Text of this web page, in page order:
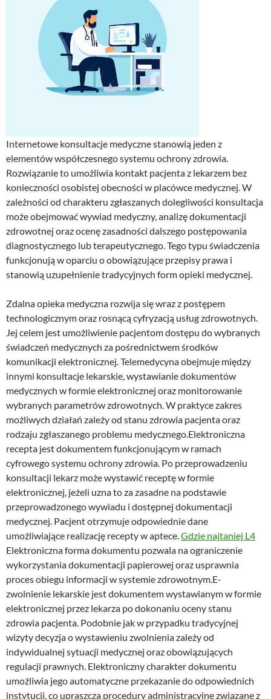
Internetowe konsultacje medyczne stanowią jeden z
elementów współczesnego systemu ochrony zdrowia.
Rozwiązanie to umożliwia kontakt pacjenta z lekarzem bez
konieczności osobistej obecności w placówce medycznej. W
zależności od charakteru zgłaszanych dolegliwości konsultacja
może obejmować wywiad medyczny, analizę dokumentacji
zdrowotnej oraz ocenę zasadności dalszego postępowania
diagnostycznego lub terapeutycznego. Tego typu świadczenia
funkcjonują w oparciu o obowiązujące przepisy prawa i
stanowią uzupełnienie tradycyjnych form opieki medycznej.
Zdalna opieka medyczna rozwija się wraz z postępem
technologicznym oraz rosnącą cyfryzacją usług zdrowotnych.
Jej celem jest umożliwienie pacjentom dostępu do wybranych
świadczeń medycznych za pośrednictwem środków
komunikacji elektronicznej. Telemedycyna obejmuje między
innymi konsultacje lekarskie, wystawianie dokumentów
medycznych w formie elektronicznej oraz monitorowanie
wybranych parametrów zdrowotnych. W praktyce zakres
możliwych działań zależy od stanu zdrowia pacjenta oraz
rodzaju zgłaszanego problemu medycznego.Elektroniczna
recepta jest dokumentem funkcjonującym w ramach
cyfrowego systemu ochrony zdrowia. Po przeprowadzeniu
konsultacji lekarz może wystawić receptę w formie
elektronicznej, jeżeli uzna to za zasadne na podstawie
przeprowadzonego wywiadu i dostępnej dokumentacji
medycznej. Pacjent otrzymuje odpowiednie dane
umożliwiające realizację recepty w aptece.Gdzie najtaniej L4
Elektroniczna forma dokumentu pozwala na ograniczenie
wykorzystania dokumentacji papierowej oraz usprawnia
proces obiegu informacji w systemie zdrowotnym.E-
zwolnienie lekarskie jest dokumentem wystawianym w formie
elektronicznej przez lekarza po dokonaniu oceny stanu
zdrowia pacjenta. Podobnie jak w przypadku tradycyjnej
wizyty decyzja o wystawieniu zwolnienia zależy od
indywidualnej sytuacji medycznej oraz obowiązujących
regulacji prawnych. Elektroniczny charakter dokumentu
umożliwia jego automatyczne przekazanie do odpowiednich
instytucji, co upraszcza procedury administracyjne związane z